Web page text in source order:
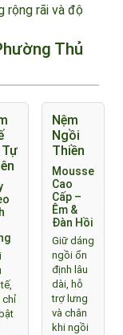
rộng rãi và độ
Thủ
Tự
chỉ
Nệm
Ngồi
Thiền
Mousse
Cao
Cấp –
Êm &
Đàn Hồi
Giữ dáng
ngồi ổn
định lâu
dài, hỗ
trợ lưng
và chân
khi ngồi